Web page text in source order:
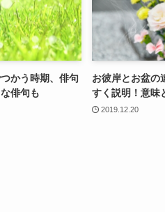
かう時期、俳句
俳句も
お彼岸とお盆の
すく説明！意味
2019.12.20